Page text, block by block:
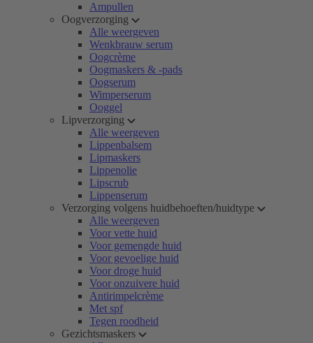
Ampullen
Oogverzorging
Alle weergeven
Wenkbrauw serum
Oogcrème
Oogmaskers & -pads
Oogserum
Wimperserum
Ooggel
Lipverzorging
Alle weergeven
Lippenbalsem
Lipmaskers
Lippenolie
Lipscrub
Lippenserum
Verzorging volgens huidbehoeften/huidtype
Alle weergeven
Voor vette huid
Voor gemengde huid
Voor gevoelige huid
Voor droge huid
Voor onzuivere huid
Antirimpelcrème
Met spf
Tegen roodheid
Gezichtsmaskers